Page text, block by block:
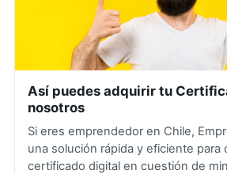
Así puedes adquirir tu
nosotros
Si eres emprendedor en Chile,
una solución rápida y eficiente para
certificado digital en cuestión de